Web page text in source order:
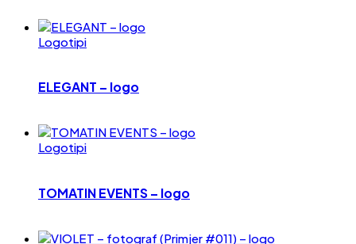
Logotipi
ELEGANT – logo
Logotipi
TOMATIN EVENTS – logo